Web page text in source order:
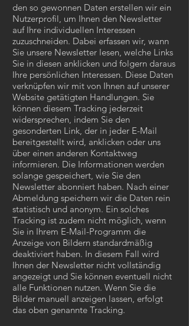
den so gewonnen Daten erstellen wir ein
Nutzerprofil, um Ihnen den Newsletter
auf Ihre individuellen Interessen
zuzuschneiden. Dabei erfassen wir, wann
Sie unsere Newsletter lesen, welche Links
Sie in diesen anklicken und folgern daraus
Ihre persönlichen Interessen. Diese Daten
verknüpfen wir mit von Ihnen auf unserer
Website getätigten Handlungen. Sie
können diesem Tracking jederzeit
widersprechen, indem Sie den
gesonderten Link, der in jeder E-Mail
bereitgestellt wird, anklicken oder uns
über einen anderen Kontaktweg
informieren. Die Informationen werden
solange gespeichert, wie Sie den
Newsletter abonniert haben. Nach einer
Abmeldung speichern wir die Daten rein
statistisch und anonym. Ein solches
Tracking ist zudem nicht möglich, wenn
Sie in Ihrem E-Mail-Programm die
Anzeige von Bildern standardmäßig
deaktiviert haben. In diesem Fall wird
Ihnen der Newsletter nicht vollständig
angezeigt und Sie können eventuell nicht
alle Funktionen nutzen. Wenn Sie die
Bilder manuell anzeigen lassen, erfolgt
das oben genannte Tracking.